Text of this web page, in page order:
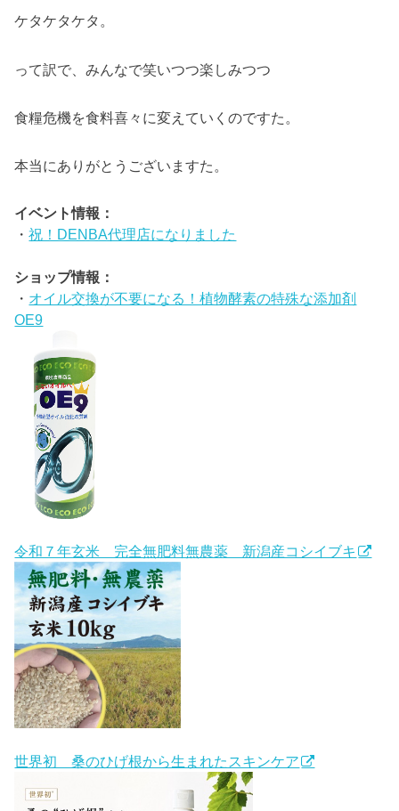
ケタケタケタ。
って訳で、みんなで笑いつつ楽しみつつ
食糧危機を食料喜々に変えていくのですた。
本当にありがとうございますた。
イベント情報：
・祝！DENBA代理店になりました
ショップ情報：
・ オイル交換が不要になる！植物酵素の特殊な添加剤
OE9
令和７年玄米 完全無肥料無農薬 新潟産コシイブキ
世界初 桑のひげ根から生まれたスキンケア